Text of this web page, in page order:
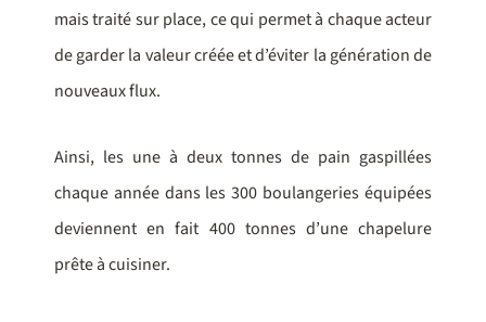
mais traité sur place, ce qui permet à chaque acteur
de garder la valeur créée et d’éviter la génération de
nouveaux flux.
Ainsi, les une à deux tonnes de pain gaspillées
chaque année dans les 300 boulangeries équipées
deviennent en fait 400 tonnes d’une chapelure
prête à cuisiner.